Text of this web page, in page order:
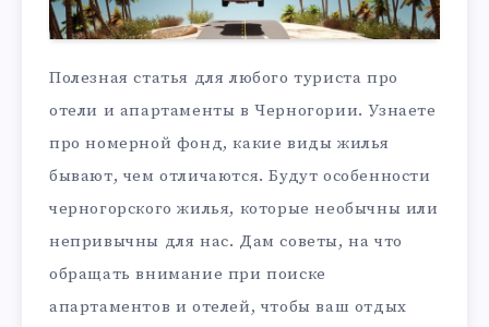
Полезная статья для любого туриста про
отели и апартаменты в Черногории. Узнаете
про номерной фонд, какие виды жилья
бывают, чем отличаются. Будут особенности
черногорского жилья, которые необычны или
непривычны для нас. Дам советы, на что
обращать внимание при поиске
апартаментов и отелей, чтобы ваш отдых